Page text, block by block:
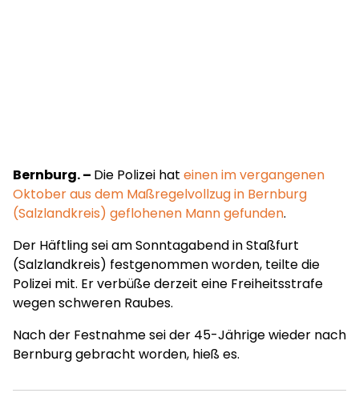
Bernburg. – Die Polizei hat einen im vergangenen
Oktober aus dem Maßregelvollzug in Bernburg
(Salzlandkreis) geflohenen Mann gefunden.
Der Häftling sei am Sonntagabend in Staßfurt
(Salzlandkreis) festgenommen worden, teilte die
Polizei mit. Er verbüße derzeit eine Freiheitsstrafe
wegen schweren Raubes.
Nach der Festnahme sei der 45-Jährige wieder nach
Bernburg gebracht worden, hieß es.